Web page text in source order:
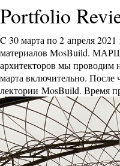
Portfolio
C 30 марта по 2 апреля
материалов MosBuild. МАРШ
архитекторов мы проводим
марта включительно. После
лектории MosBuild. Время